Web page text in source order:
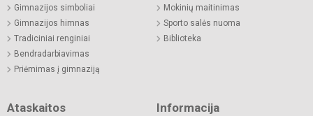
Gimnazijos simboliai
Gimnazijos himnas
Tradiciniai renginiai
Bendradarbiavimas
Priėmimas į gimnaziją
Mokinių maitinimas
Sporto salės nuoma
Biblioteka
Ataskaitos Informacija